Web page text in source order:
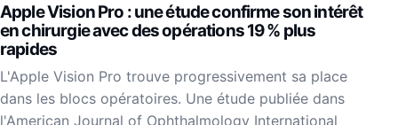
Apple Vision Pro : une étude confirme son intérêt
en chirurgie avec des opérations 19 % plus
rapides
L'Apple Vision Pro trouve progressivement sa place
dans les blocs opératoires. Une étude publiée dans
l'American Journal of Ophthalmology International